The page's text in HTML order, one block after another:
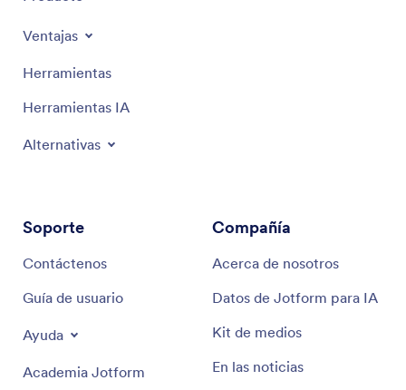
Ventajas
Herramientas
Herramientas IA
Alternativas
Soporte
Contáctenos
Guía de usuario
Ayuda
Academia Jotform
Compañía
Acerca de nosotros
Datos de Jotform para IA
Kit de medios
En las noticias